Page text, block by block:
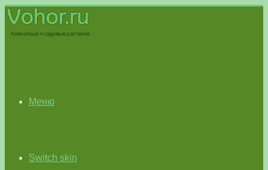
Меню
Switch skin